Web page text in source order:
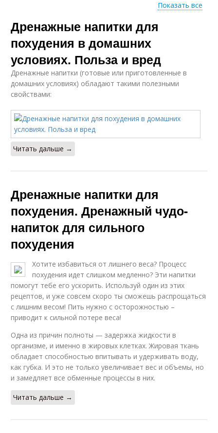
Напиток в аптеке Дренажные средства
Дренажный напиток
Напиток для
похудения
Напитки для
похудания
Показать все
Дренажные напитки для
похудения в домашних
условиях. Польза и вред
Дренажные напитки (готовые или приготовленные в
домашних условиях) обладают такими полезными
свойствами:
Читать дальше →
Дренажные напитки для
похудения. Дренажный чудо-
напиток для сильного
похудения
Хотите избавиться от лишнего веса? Процесс
похудения идет слишком медленно? Эти напитки
помогут тебе его ускорить. Используй один из этих
рецептов, и уже совсем скоро ты сможешь распрощаться
с лишним весом! Пить нужно с осторожностью –
приводит к сильной потере веса!
Одна из причин полноты — задержка жидкости в
организме, и именно в жировых клетках. Жировая ткань
обладает способностью впитывать и удерживать воду,
как губка. И это не только увеличивает вес и объемы, но
и замедляет все обменные процессы в них.
Читать дальше →